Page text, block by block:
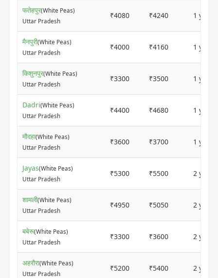
फतेहपुर(White Peas)
Uttar Pradesh
₹4080 ₹4240 1 year
मैनपुरी(White Peas)
Uttar Pradesh
₹4000 ₹4160 1 year
किशुनपुर(White Peas)
Uttar Pradesh
₹3300 ₹3500 1 year
Dadri(White Peas)
Uttar Pradesh
₹4400 ₹4680 1 year
मौदहा(White Peas)
Uttar Pradesh
₹3600 ₹3700 1 year
Jayas(White Peas)
Uttar Pradesh
₹5300 ₹5500 2
शामली(White Peas)
Uttar Pradesh
₹4950 ₹5050 2
बबेरू(White Peas)
Uttar Pradesh
₹3300 ₹3600 2
अहरौरा(White Peas)
Uttar Pradesh
₹5200 ₹5400 2